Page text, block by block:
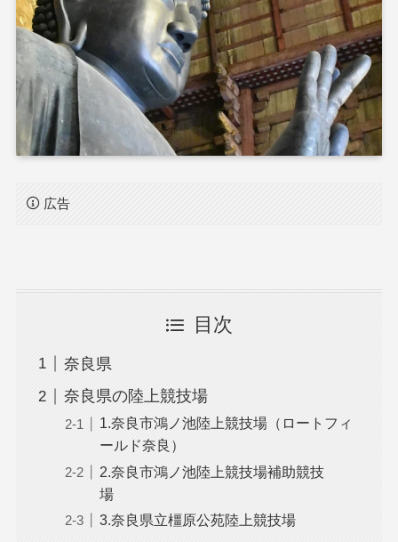
広告
目次
奈良県
奈良県の陸上競技場
1.奈良市鴻ノ池陸上競技場（ロートフィ
ールド奈良）
2.奈良市鴻ノ池陸上競技場補助競技
場
3.奈良県立橿原公苑陸上競技場